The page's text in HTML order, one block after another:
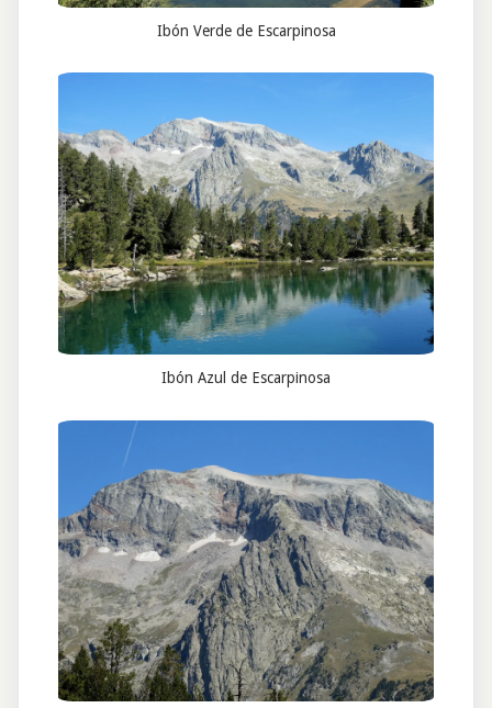
Ibón Verde de Escarpinosa
Ibón Azul de Escarpinosa